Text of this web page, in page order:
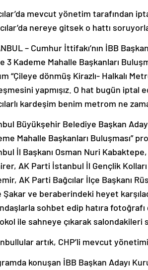
mevcut yönetim tarafından
nereye gitsek o hattı
– Cumhur İttifakı’nın İBB
3 Kademe Mahalle Başkanları
“Çileye dönmüş Kirazlı- Halkalı
yapmışız. O hat bugün iptal
kardeşim benim metrom ne
Büyükşehir Belediye Başkan
Mahalle Başkanları Buluşması”
İl Başkanı Osman Nuri
AK Parti İstanbul İl Gençlik
AK Parti Bağcılar İlçe Başkanı
Şakar ve beraberindeki heyet
sohbet edip hatıra
ile sahneye çıkarak salondakileri
artık, CHP’li mevcut
konuşan İBB Başkan Adayı